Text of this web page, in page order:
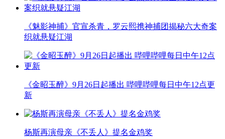
《魅影神捕》官宣杀青，罗云熙携神捕团揭秘六大奇案
织就悬疑江湖
《金昭玉醉》9月26日起播出 哔哩哔哩每日中午12点更
新
杨斯再演母亲《不丢人》提名金鸡奖